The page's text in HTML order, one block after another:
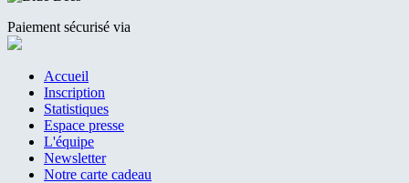
Paiement sécurisé via
Accueil
Inscription
Statistiques
Espace presse
L'équipe
Newsletter
Notre carte cadeau